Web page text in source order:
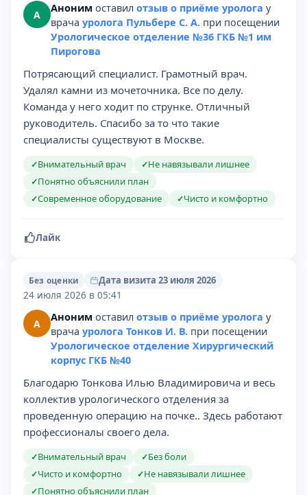
А Аноним оставил отзыв о приёме уролога у
врача уролога Пульбере С. А. при посещении
Урологическое отделение №36 ГКБ №1 им
Пирогова
Потрясающий специалист. Грамотный врач.
Удалял камни из мочеточника. Все по делу.
Команда у него ходит по струнке. Отличный
руководитель. Спасибо за то что такие
специалисты существуют в Москве.
✓Внимательный врач ✓Не навязывали лишнее
✓Понятно объяснили план
✓Современное оборудование ✓Чисто и комфортно
Лайк
Без оценки
Дата визита 23 июля 2026
24 июля 2026 в 05:41
А Аноним оставил отзыв о приёме уролога у
врача уролога Тонков И. В. при посещении
Урологическое отделение Хирургический
корпус ГКБ №40
Благодарю Тонкова Илью Владимировича и весь
коллектив урологического отделения за
проведенную операцию на почке.. Здесь работают
профессионалы своего дела.
✓Внимательный врач ✓Без боли
✓Чисто и комфортно ✓Не навязывали лишнее
✓Понятно объяснили план